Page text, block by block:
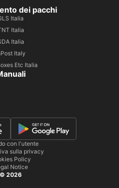
dei pacchi
Italia
Italia
Italia
Italy
Etc Italia
con l'utente
sulla privacy
Policy
Notice
© 2026